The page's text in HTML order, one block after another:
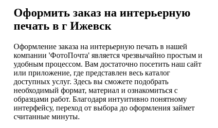
Оформить заказ на интерьерную
печать в г Ижевск
Оформление заказа на интерьерную печать в нашей
компании 'ФотоПочта' является чрезвычайно простым и
удобным процессом. Вам достаточно посетить наш сайт
или приложение, где представлен весь каталог
доступных услуг. Здесь вы сможете подобрать
необходимый формат, материал и ознакомиться с
образцами работ. Благодаря интуитивно понятному
интерфейсу, переход от выбора до оформления займет
считанные минуты.